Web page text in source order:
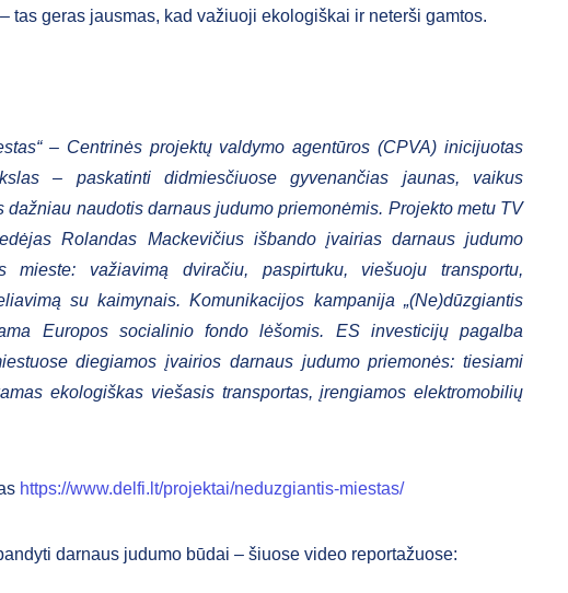
tas geras jausmas, kad važiuoji ekologiškai ir neterši gamtos.
– Centrinės projektų valdymo agentūros (CPVA) inicijuotas
– paskatinti didmiesčiuose gyvenančias jaunas, vaikus
dažniau naudotis darnaus judumo priemonėmis. Projekto metu TV
Rolandas Mackevičius išbando įvairias darnaus judumo
mieste: važiavimą dviračiu, paspirtuku, viešuoju transportu,
su kaimynais. Komunikacijos kampanija „(Ne)dūzgiantis
Europos socialinio fondo lėšomis. ES investicijų pagalba
diegiamos įvairios darnaus judumo priemonės: tiesiami
ekologiškas viešasis transportas, įrengiamos elektromobilių
https://www.delfi.lt/projektai/neduzgiantis-miestas/
darnaus judumo būdai – šiuose video reportažuose: